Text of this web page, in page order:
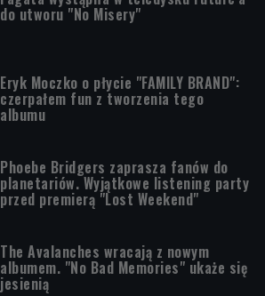
do utworu "No Misery"
Eryk Moczko o płycie "FAMILY BRAND":
czerpałem fun z tworzenia tego
albumu
Phoebe Bridgers zaprasza fanów do
planetariów. Wyjątkowe listening party
przed premierą "Lost Weekend"
The Avalanches wracają z nowym
albumem. "No Bad Memories" ukaże się
jesienią